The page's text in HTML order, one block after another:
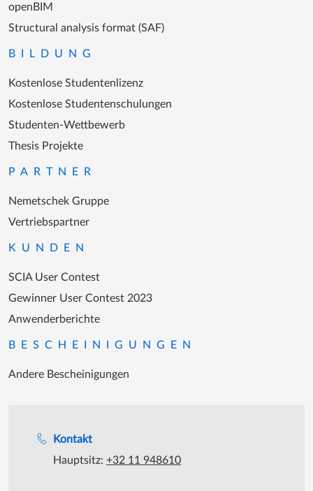
Kontakt
Hauptsitz: +32 11 948610
openBIM
Structural analysis format (SAF)
BILDUNG
Kostenlose Studentenlizenz
Kostenlose Studentenschulungen
Studenten-Wettbewerb
Thesis Projekte
PARTNER
Nemetschek Gruppe
Vertriebspartner
KUNDEN
SCIA User Contest
Gewinner User Contest 2023
Anwenderberichte
BESCHEINIGUNGEN
Andere Bescheinigungen